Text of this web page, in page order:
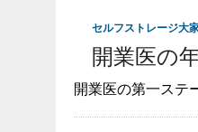
セルフストレージ大
開業医の
開業医の第一ステ